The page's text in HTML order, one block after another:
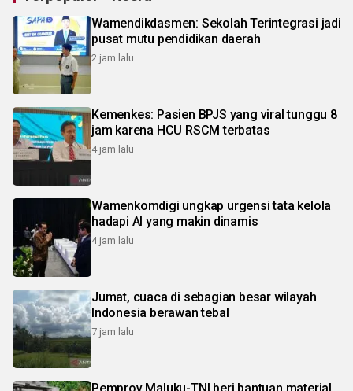
Wamendikdasmen: Sekolah Terintegrasi jadi
pusat mutu pendidikan daerah
2 jam lalu
Kemenkes: Pasien BPJS yang viral tunggu 8
jam karena HCU RSCM terbatas
4 jam lalu
Wamenkomdigi ungkap urgensi tata kelola
hadapi AI yang makin dinamis
4 jam lalu
Jumat, cuaca di sebagian besar wilayah
Indonesia berawan tebal
7 jam lalu
Pemprov Maluku-TNI beri bantuan material